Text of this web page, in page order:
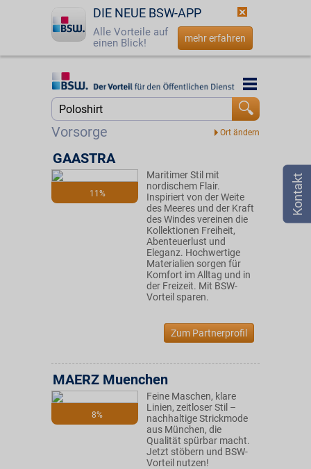
DIE NEUE BSW-APP
Alle Vorteile auf
einen Blick!
mehr erfahren
Startseite
☎ 0800 - 279 25 82
Vorsorge
Startseite
11%
GAASTRA
Maritimer Stil mit
nordischem Flair.
Inspiriert von der Weite
des Meeres und der Kraft
des Windes vereinen die
Kollektionen Freiheit,
Abenteuerlust und
Eleganz. Hochwertige
Materialien sorgen für
Komfort im Alltag und in
der Freizeit. Mit BSW-
Vorteil sparen.
Zum Partnerprofil
8%
MAERZ Muenchen
Feine Maschen, klare
Linien, zeitloser Stil –
nachhaltige Strickmode
aus München, die
Qualität spürbar macht.
Jetzt stöbern und BSW-
Vorteil nutzen!